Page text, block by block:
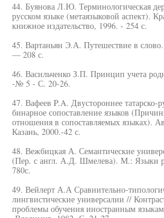
44. Буянова Л.Ю. Терминологическая
русском языке (метаязыковой аспект).
книжное издательство, 1996. - 254 с.
45. Вартаньян Э.А. Путешествие в
— 208 с.
46. Васильченко З.П. Принцип учета
-№ 5 - С. 20-26.
47. Вафеев P.A. Двустороннее татарско-
бинарное сопоставление языков
отношения в сопоставляемых языках).
Казань, 2000.-42 с.
48. Вежбицкая А. Семантические
(Пер. с англ. А.Д. Шмелева). М.: Языки
780с.
49. Вейлерт А.А Сравнительно-
лингвистические универсалии //
проблемы обучения иностранным